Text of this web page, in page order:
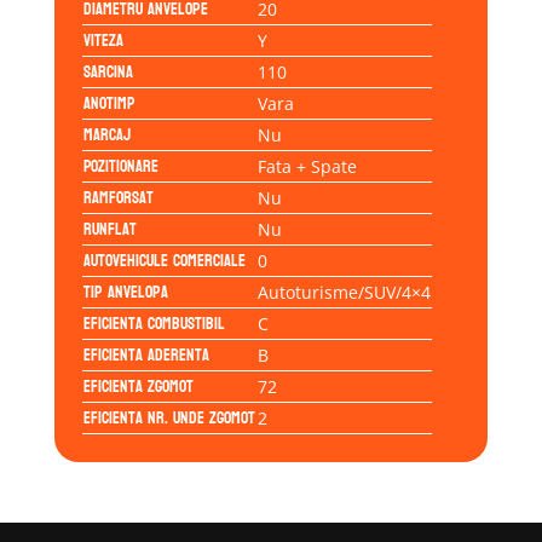
Diametru anvelope 20
Viteza Y
Sarcina 110
Anotimp Vara
Marcaj Nu
Pozitionare Fata + Spate
Ramforsat Nu
Runflat Nu
Autovehicule comerciale 0
Tip anvelopa Autoturisme/SUV/4×4
Eficienta Combustibil C
Eficienta Aderenta B
Eficienta Zgomot 72
Eficienta Nr. Unde Zgomot2